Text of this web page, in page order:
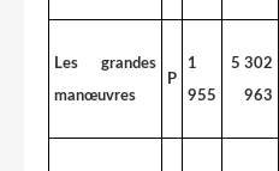
Les grandes
manœuvres
P
1
955
5 302
963